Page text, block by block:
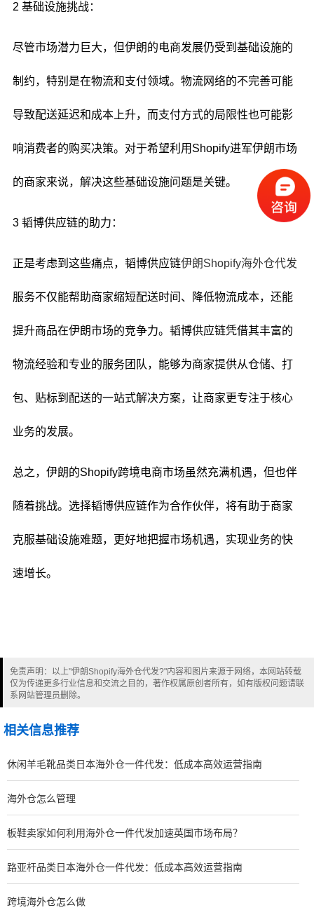
2 基础设施挑战：
尽管市场潜力巨大，但伊朗的电商发展仍受到基础设施的
制约，特别是在物流和支付领域。物流网络的不完善可能
导致配送延迟和成本上升，而支付方式的局限性也可能影
响消费者的购买决策。对于希望利用Shopify进军伊朗市场
的商家来说，解决这些基础设施问题是关键。
3 韬博供应链的助力：
正是考虑到这些痛点，韬博供应链伊朗Shopify海外仓代发
服务不仅能帮助商家缩短配送时间、降低物流成本，还能
提升商品在伊朗市场的竞争力。韬博供应链凭借其丰富的
物流经验和专业的服务团队，能够为商家提供从仓储、打
包、贴标到配送的一站式解决方案，让商家更专注于核心
业务的发展。
总之，伊朗的Shopify跨境电商市场虽然充满机遇，但也伴
随着挑战。选择韬博供应链作为合作伙伴，将有助于商家
克服基础设施难题，更好地把握市场机遇，实现业务的快
速增长。
免责声明：以上"伊朗Shopify海外仓代发?"内容和图片来源于网络，本网站转载
仅为传递更多行业信息和交流之目的，著作权属原创者所有，如有版权问题请联
系网站管理员删除。
相关信息推荐
休闲羊毛靴品类日本海外仓一件代发：低成本高效运营指南
海外仓怎么管理
板鞋卖家如何利用海外仓一件代发加速英国市场布局？
路亚杆品类日本海外仓一件代发：低成本高效运营指南
跨境海外仓怎么做